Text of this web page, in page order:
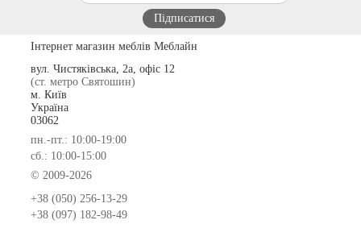
Інтернет магазин меблів Меблайн
вул. Чистяківська, 2а, офіс 12
(ст. метро Святошин)
м. Київ
Україна
03062
пн.-пт.: 10:00-19:00
сб.: 10:00-15:00
© 2009-2026
+38 (050) 256-13-29
+38 (097) 182-98-49